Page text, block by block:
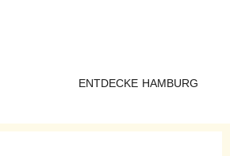
ENTDECKE HAMBURG